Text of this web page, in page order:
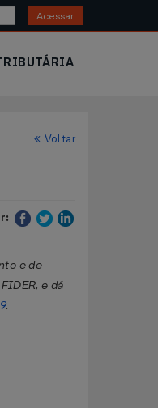
Acessar
Voltar
e de
e dá
.